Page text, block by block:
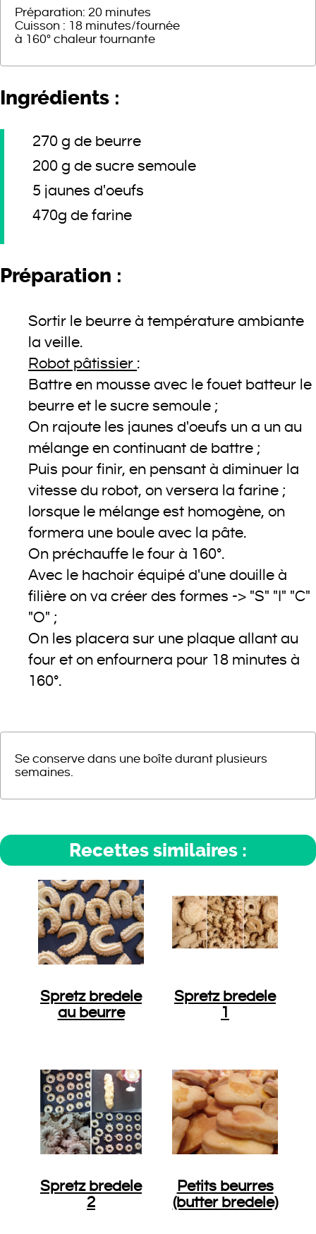
Préparation: 20 minutes
Cuisson : 18 minutes/fournée
à 160° chaleur tournante
Ingrédients :
270 g de beurre
200 g de sucre semoule
5 jaunes d'oeufs
470g de farine
Préparation :
Sortir le beurre à température ambiante
la veille.
Robot pâtissier :
Battre en mousse avec le fouet batteur le
beurre et le sucre semoule ;
On rajoute les jaunes d'oeufs un a un au
mélange en continuant de battre ;
Puis pour finir, en pensant à diminuer la
vitesse du robot, on versera la farine ;
lorsque le mélange est homogène, on
formera une boule avec la pâte.
On préchauffe le four à 160°.
Avec le hachoir équipé d'une douille à
filière on va créer des formes -> "S" "I" "C"
"O" ;
On les placera sur une plaque allant au
four et on enfournera pour 18 minutes à
160°.
Se conserve dans une boîte durant plusieurs
semaines.
Recettes similaires :
Spretz bredele
au beurre
Spretz bredele
1
Spretz bredele
2
Petits beurres
(butter bredele)